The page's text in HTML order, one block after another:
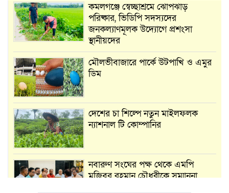
কমলগঞ্জে স্বেচ্ছাশ্রমে ঝোপঝাড়
পরিষ্কার, ভিডিপি সদস্যদের
জনকল্যাণমূলক উদ্যোগে প্রশংসা
স্থানীয়দের
মৌলভীবাজারে পার্কে উটপাখি ও এমুর
ডিম
দেশের চা শিল্পে নতুন মাইলফলক
ন্যাশনাল টি কোম্পানির
নবারুণ সংঘের পক্ষ থেকে এমপি
মুজিবুর রহমান চৌধুরীকে সম্মাননা